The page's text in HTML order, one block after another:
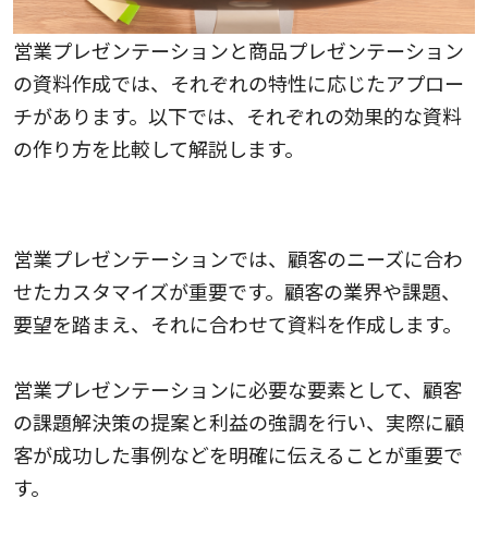
営業プレゼンテーションと商品プレゼンテーション
の資料作成では、それぞれの特性に応じたアプロー
チがあります。以下では、それぞれの効果的な資料
の作り方を比較して解説します。
営業プレゼンテーションでは、顧客のニーズに合わ
せたカスタマイズが重要です。顧客の業界や課題、
要望を踏まえ、それに合わせて資料を作成します。
営業プレゼンテーションに必要な要素として、顧客
の課題解決策の提案と利益の強調を行い、実際に顧
客が成功した事例などを明確に伝えることが重要で
す。